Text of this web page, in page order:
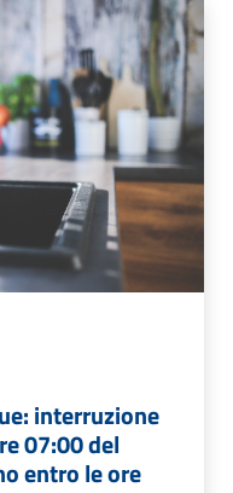
interruzione
07:00 del
entro le ore